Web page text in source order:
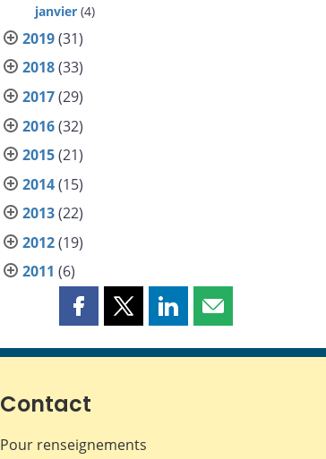
janvier (4)
2019(31)
2018(33)
2017(29)
2016(32)
2015(21)
2014(15)
2013(22)
2012(19)
2011 (6)
Partager
page
Facebook
Partager
page
Partager
page
Partager
page
Contact
Pour renseignements